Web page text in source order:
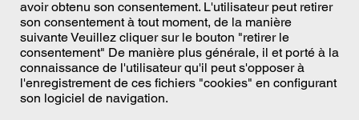
avoir obtenu son consentement. L'utilisateur peut retirer
son consentement à tout moment, de la manière
suivante Veuillez cliquer sur le bouton "retirer le
consentement" De manière plus générale, il et porté à la
connaissance de l'utilisateur qu'il peut s'opposer à
l'enregistrement de ces fichiers "cookies" en configurant
son logiciel de navigation.